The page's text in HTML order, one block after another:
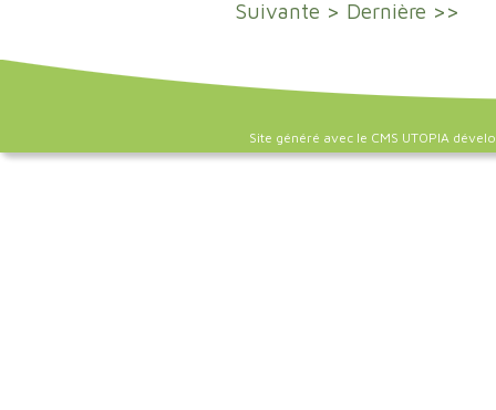
Suivante > Dernière >>
Site généré avec le CMS UTOPIA